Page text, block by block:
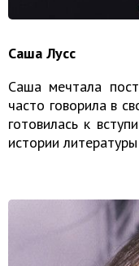
Саша Лусс
Саша мечтала
часто говорила в
готовилась к
истории